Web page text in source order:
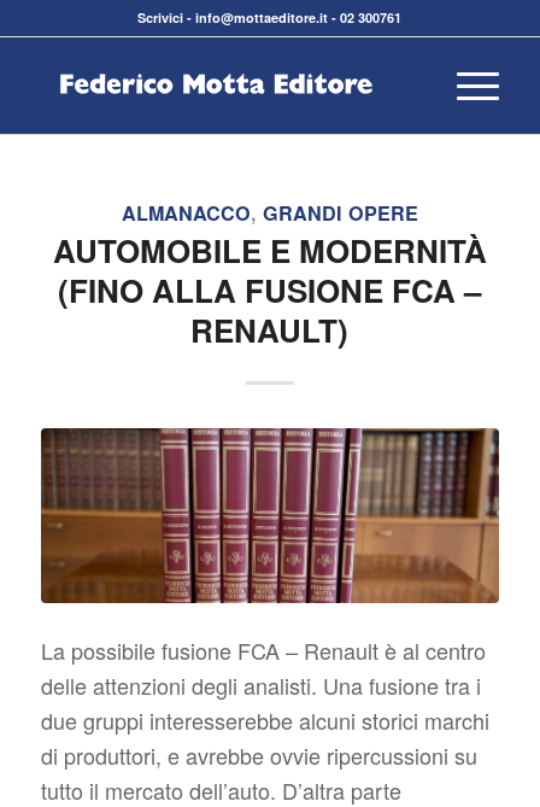
Scrivici -info@mottaeditore.it -02 300761
ALMANACCO, GRANDI OPERE
AUTOMOBILE E MODERNITÀ
(FINO ALLA FUSIONE FCA –
RENAULT)
La possibile fusione FCA – Renault è al centro
delle attenzioni degli analisti. Una fusione tra i
due gruppi interesserebbe alcuni storici marchi
di produttori, e avrebbe ovvie ripercussioni su
tutto il mercato dell’auto. D’altra parte